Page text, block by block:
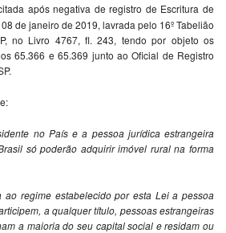
após negativa de registro de Escritura de
de janeiro de 2019, lavrada pelo 16º Tabelião
no Livro 4767, fl. 243, tendo por objeto os
65.366 e 65.369 junto ao Oficial de Registro
no País e a pessoa jurídica estrangeira
só poderão adquirir imóvel rural na forma
ao regime estabelecido por esta Lei a pessoa
a qualquer título, pessoas estrangeiras
a maioria do seu capital social e residam ou